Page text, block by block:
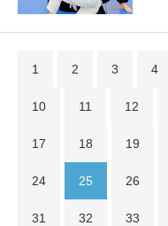
1 2 3 4
10 11 12
17 18 19
24 25 26
31 32 33